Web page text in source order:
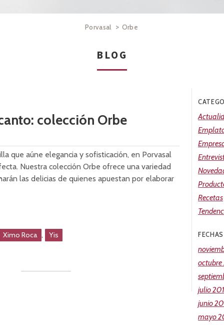
Porvasal > Orbe
BLOG
colección Orbe
que aúne elegancia y sofisticación, en Porvasal
Nuestra colección Orbe ofrece una variedad
las delicias de quienes apuestan por elaborar
Ximo Roca , Yis
Recetas
FECHAS
octubre
julio
junio
mayo